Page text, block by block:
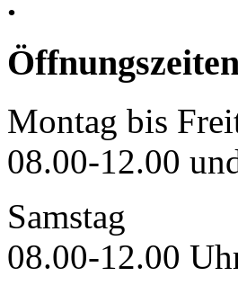
Montag bis
08.00-12.00
Samstag
08.00-12.00